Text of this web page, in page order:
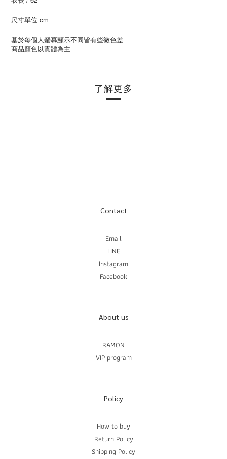
尺寸單位 cm
基於每個人螢幕顯示不同皆有些微色差
商品顏色以實體為主
了解更多
Contact
Email
LINE
Instagram
Facebook
About us
RAMON
VIP program
Policy
How to buy
Return Policy
Shipping Policy